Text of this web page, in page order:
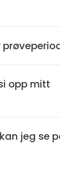
opp mitt
jeg se